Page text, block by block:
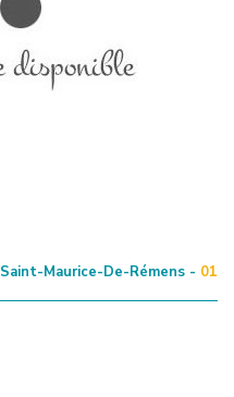
Saint-Maurice-De-Rémens - 01